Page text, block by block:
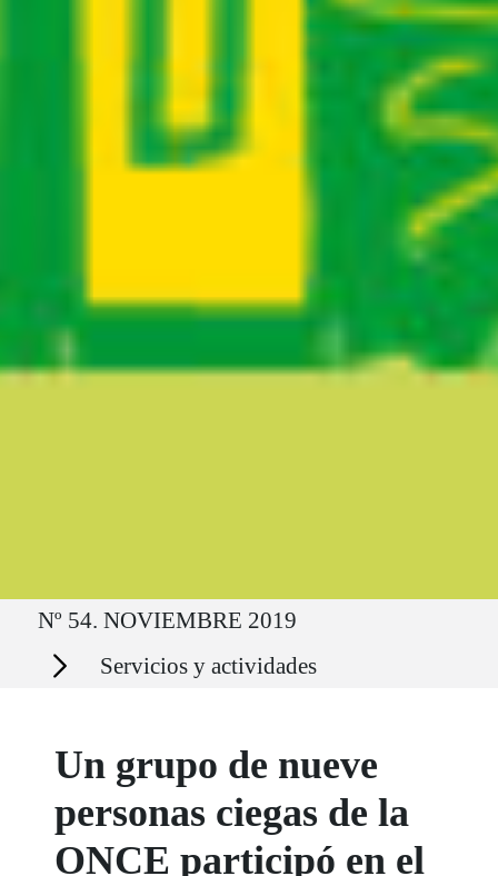
Ruta del sitio
Nº 54. NOVIEMBRE 2019
Secciones Servicios y actividades
Un grupo de nueve
personas ciegas de la
ONCE participó en el